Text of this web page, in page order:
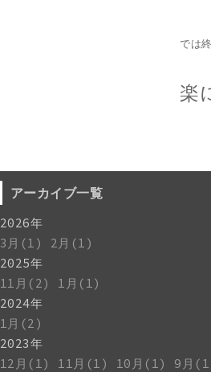
では
楽
アーカイブ一覧
2026年
3月(1)
2月(1)
2025年
11月(2)
1月(1)
2024年
1月(2)
2023年
12月(1)
11月(1) 10月(1) 9月